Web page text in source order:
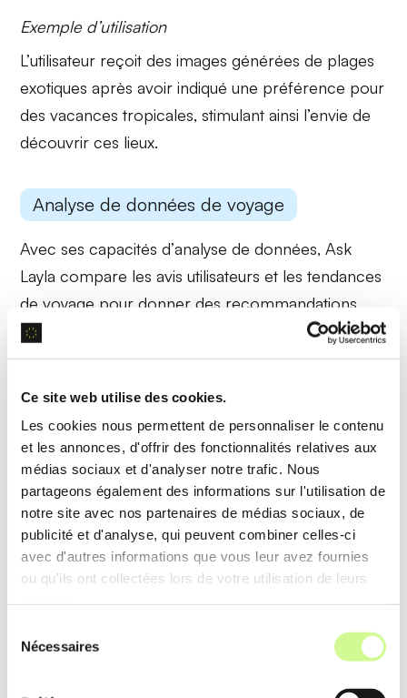
Ce site web utilise des cookies.
Les cookies nous permettent de personnaliser le contenu
et les annonces, d'offrir des fonctionnalités relatives aux
médias sociaux et d'analyser notre trafic. Nous
partageons également des informations sur l'utilisation de
notre site avec nos partenaires de médias sociaux, de
publicité et d'analyse, qui peuvent combiner celles-ci
avec d'autres informations que vous leur avez fournies
ou qu'ils ont collectées lors de votre utilisation de leurs
Nécessaires
Exemple d’utilisation
L’utilisateur reçoit desimages générées de plages
exotiques après avoir indiqué une préférence pour
des vacances tropicales, stimulant ainsi l’envie de
découvrir ces lieux.
Analyse de données de voyage
Avec ses capacités d’analyse de données, Ask
Layla compare les avis utilisateurs et les tendances
de voyage pour donner des recommandations
précises et pertinentes.
à Paris en analysant des milliers d’avis etdonnées
de réservation passées, assurant des séjours de
qualité.
Traitement automatisé des itinéraires
Grâce autraitement automatisé, Ask Layla organise
des itinéraires complets en quelques secondes,
économisant le temps des utilisateurs tout en